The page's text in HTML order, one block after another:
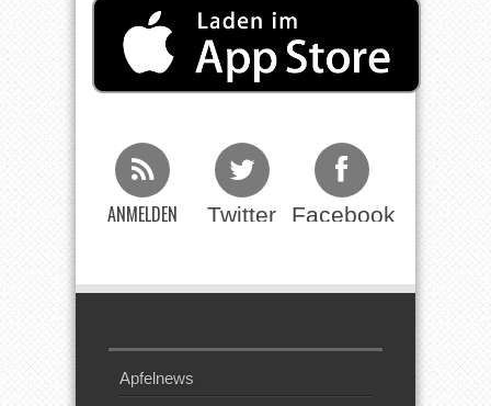
ANMELDEN Twitter Facebook
Apfelnews